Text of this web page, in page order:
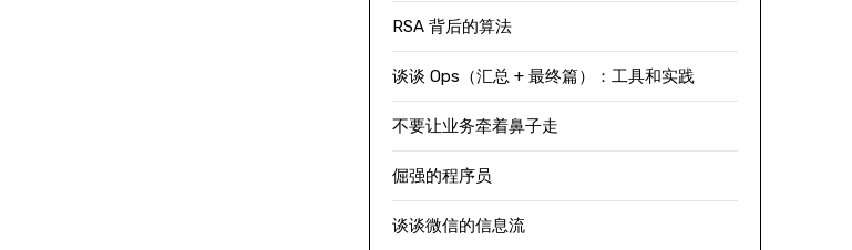
RSA 背后的算法
谈谈 Ops（汇总 + 最终篇）：工具和实践
不要让业务牵着鼻子走
倔强的程序员
谈谈微信的信息流